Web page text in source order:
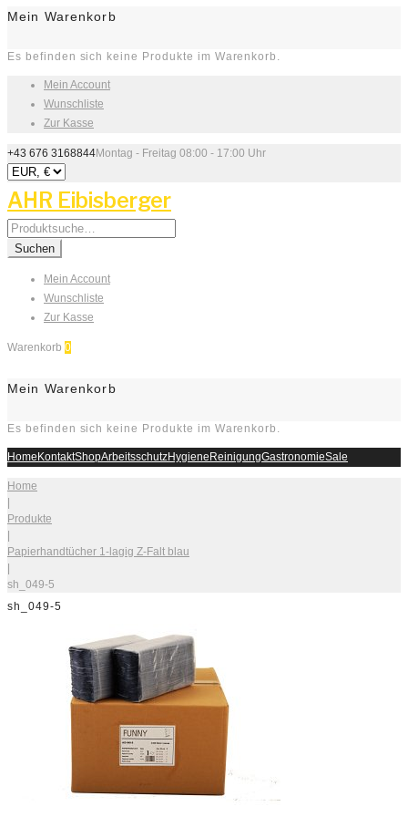
Mein Warenkorb
Es befinden sich keine Produkte im Warenkorb.
Mein Account
Wunschliste
Zur Kasse
+43 676 3168844Montag - Freitag 08:00 - 17:00 Uhr
AHR Eibisberger
Search
for:
Suchen
Mein Account
Wunschliste
Zur Kasse
Warenkorb 0
Mein Warenkorb
Es befinden sich keine Produkte im Warenkorb.
HomeKontaktShopArbeitsschutzHygieneReinigungGastronomieSale
Home
|
Produkte
|
Papierhandtücher 1-lagig Z-Falt blau
|
sh_049-5
sh_049-5